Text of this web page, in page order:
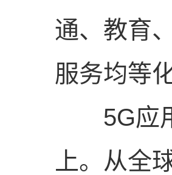
通、教育
服务均等
5G应用
上。从全